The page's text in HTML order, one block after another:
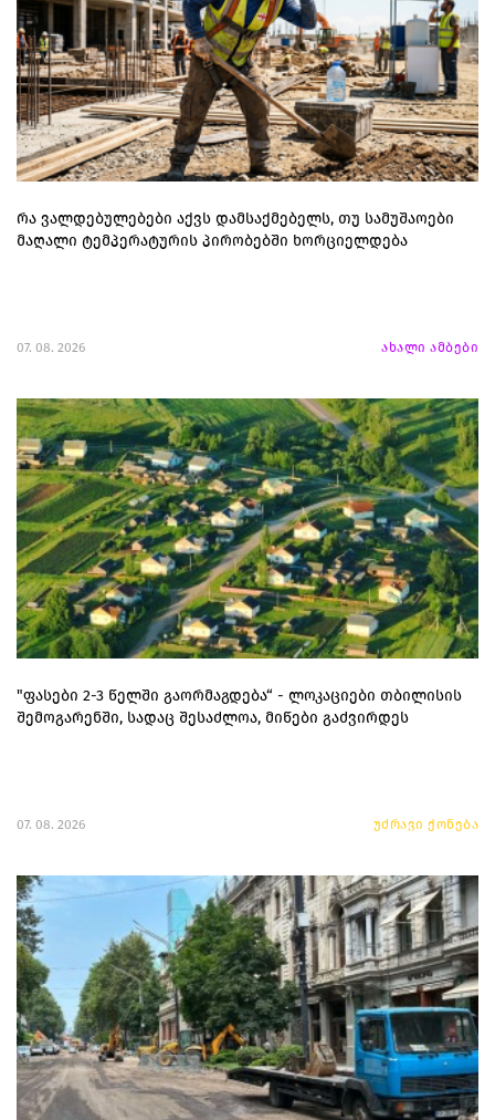
რა ვალდებულებები აქვს დამსაქმებელს, თუ სამუშაოები
მაღალი ტემპერატურის პირობებში ხორციელდება
07. 08. 2026 ახალი ამბები
"ფასები 2-3 წელში გაორმაგდება“ - ლოკაციები თბილისის
შემოგარენში, სადაც შესაძლოა, მიწები გაძვირდეს
07. 08. 2026 უძრავი ქონება